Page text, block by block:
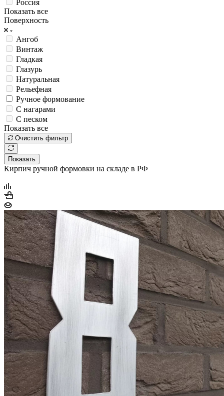
Россия
Показать все
Поверхность
Ангоб
Винтаж
Гладкая
Глазурь
Натуральная
Рельефная
Ручное формование
С нагарами
С песком
Показать все
Очистить фильтр
Показать
Кирпич ручной формовки на складе в РФ